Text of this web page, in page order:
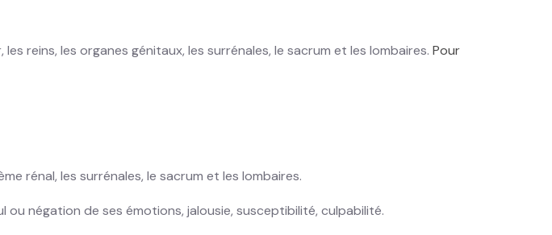
reins, les organes génitaux, les surrénales, le sacrum et les lombaires. Pour
rénal, les surrénales, le sacrum et les lombaires.
négation de ses émotions, jalousie, susceptibilité, culpabilité.